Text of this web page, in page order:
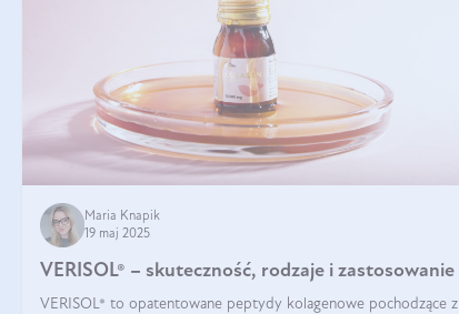
Maria Knapik
19 maj 2025
VERISOL® – skuteczność, rodzaje i zastosowanie
VERISOL® to opatentowane peptydy kolagenowe pochodzące z